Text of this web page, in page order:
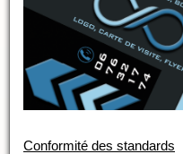
Conformité des standards